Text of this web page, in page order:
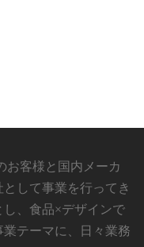
お客様と国内メーカ
して事業を行ってき
、食品×デザインで
テーマに、日々業務